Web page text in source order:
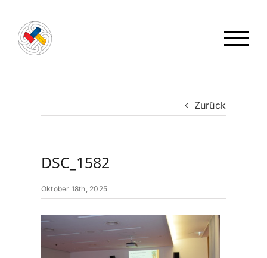
Inhalt
springen
Zurück
DSC_1582
Oktober 18th, 2025